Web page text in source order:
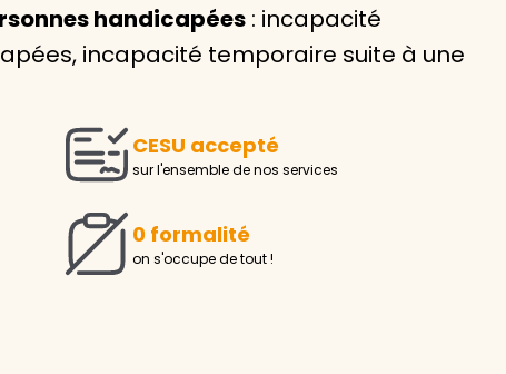
Avec VIVASERVICES,
service à domicile qui
Pour l’entretien de votre logement, la
ou l’accompagnement d’un parent, nos
domicile sont là pour vous épauler.
handicapées : incapacité
incapacité temporaire suite à une
CESU accepté
sur l'ensemble de nos services
0 formalité
on s'occupe de tout !